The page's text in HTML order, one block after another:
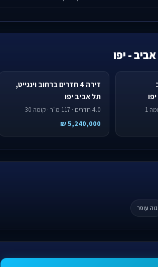
- יפו
דירה 4 חדרים ברחוב וינגייט,
תל אביב יפו
4.0 חדרים · 117 מ"ר · קומה 30
5,240,000 ₪
נוה עופר